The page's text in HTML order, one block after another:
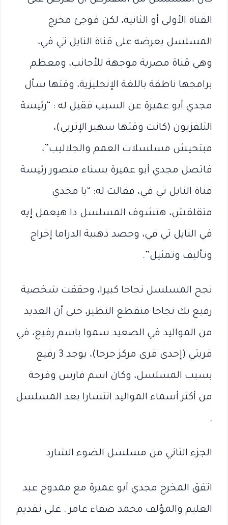
القناة الأولى أو الثانية، لكن فوجئ مخرج
المسلسل بعرضه على قناة النايل تي في،
وهي قناة مصرية موجهة للأجانب، ومعظم
برامجها ناطقة باللغة الإنجليزية، وقتها سأل
مجدي أبو عميرة عن السبب فقيل له : “رئيسة
التلفزيون (كانت وقتها سهير الإتربي)،
مبتحيش مسلسلات العمم والجلاليب”،
فاتصل مجدي أبو عميرة بسناء منصور رئيسة
قناة النايل تي في، فقالت له: “يا مجدي
متقلقش، هتشوف المسلسل دا هيعمل إيه
في النايل تي في، وحصد ذهبية الدراما إخراج
وتأليف وتمثيل”.
نجح المسلسل نجاحا كبيرا، وحققت شخصية
رفيع بك نجاحا منقطع النظير، حتى أن العديد
من المواليد في الصعيد سموا باسم رفيع، في
قريتي (إحدى قرى مركز جرجا)، يوجد 3 رفيع
بسبب المسلسل، وكان اسم فارس وفرحة
من أكثر أسماء المواليد انتشارا بعد المسلسل
.
الجزء الثاني من مسلسل الضوء الشارد
اتفق المخرج مجدي أبو عميرة مع ممدوح عبد
العليم والمؤلف محمد صفاء عامر . على تقديم